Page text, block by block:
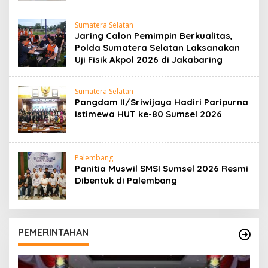
Sumatera Selatan
Jaring Calon Pemimpin Berkualitas,
Polda Sumatera Selatan Laksanakan
Uji Fisik Akpol 2026 di Jakabaring
Sumatera Selatan
Pangdam II/Sriwijaya Hadiri Paripurna
Istimewa HUT ke-80 Sumsel 2026
Palembang
Panitia Muswil SMSI Sumsel 2026 Resmi
Dibentuk di Palembang
PEMERINTAHAN